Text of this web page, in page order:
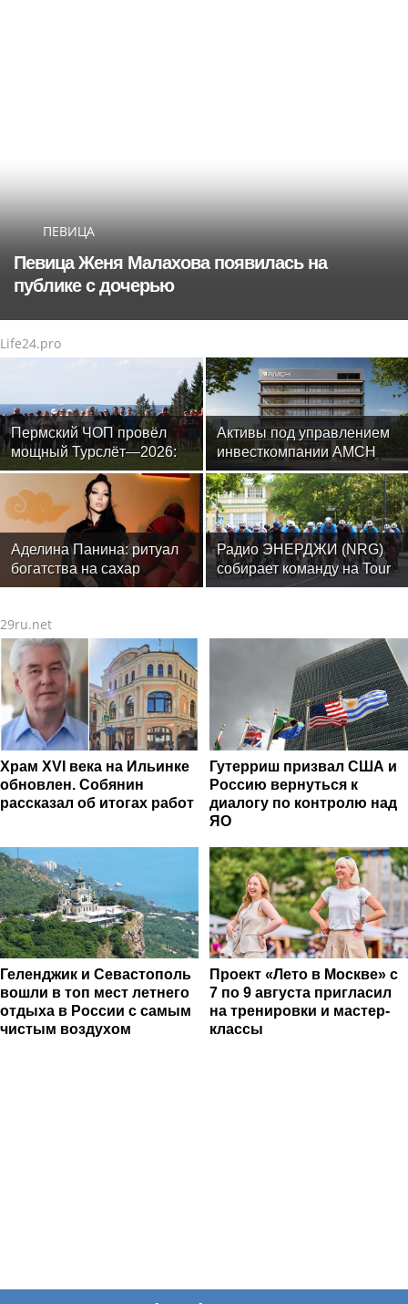
ПЕВИЦА
Певица Женя Малахова появилась на
публике с дочерью
Life24.pro
Пермский ЧОП провёл
мощный Турслёт—2026:
фото, результаты и
впечатления от
мероприятия
Активы под управлением
инвесткомпании AMCH
превысили $50 млн
Аделина Панина: ритуал
богатства на сахар
Радио ЭНЕРДЖИ (NRG)
собирает команду на Tour
de Russie в Петербурге
29ru.net
Храм XVI века на Ильинке
обновлен. Собянин
рассказал об итогах работ
Гутерриш призвал США и
Россию вернуться к
диалогу по контролю над
ЯО
Геленджик и Севастополь
вошли в топ мест летнего
отдыха в России с самым
чистым воздухом
Проект «Лето в Москве» с
7 по 9 августа пригласил
на тренировки и мастер-
классы